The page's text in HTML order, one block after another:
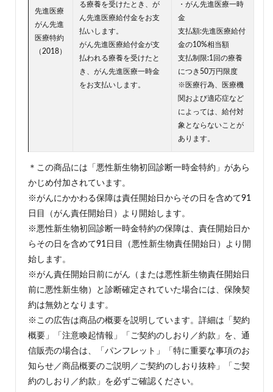
先進医療
がん先進
医療特約
（2018）
る療養を受けたとき、が
ん先進医療給付金をお支
払いします。
がん先進医療給付金が支
払われる療養を受けたと
き、がん先進医療一時金
をお支払いします。
・がん先進医療一時
金
支払額:先進医療給付
金の10%相当額
支払制限:1回の療養
につき50万円限度
※医療行為、医療機
関および適応症など
によっては、給付対
象とならないことが
あります。
＊この商品には「悪性新生物初回診断一時金特約」があら
かじめ付加されています。
※がんにかかわる保障は責任開始日からその日を含めて91
日目（がん責任開始日）より開始します。
※悪性新生物初回診断一時金特約の保障は、責任開始日か
らその日を含めて91日目（悪性新生物責任開始日）より開
始します。
※がん責任開始日前にがん（または悪性新生物責任開始日
前に悪性新生物）と診断確定されていた場合には、保険契
約は無効となります。
※この広告は商品の概要を説明しています。詳細は「契約
概要」「注意喚起情報」「ご契約のしおり／約款」を、通
信販売の場合は、「パンフレット」「特に重要な事項のお
知らせ／商品概要のご説明／ご契約のしおり抜粋」「ご契
約のしおり／約款」を必ずご確認ください。